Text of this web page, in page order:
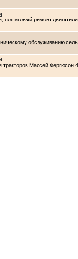
пошаговый ремонт
обслуживанию
тракторов Массей Фергюсон